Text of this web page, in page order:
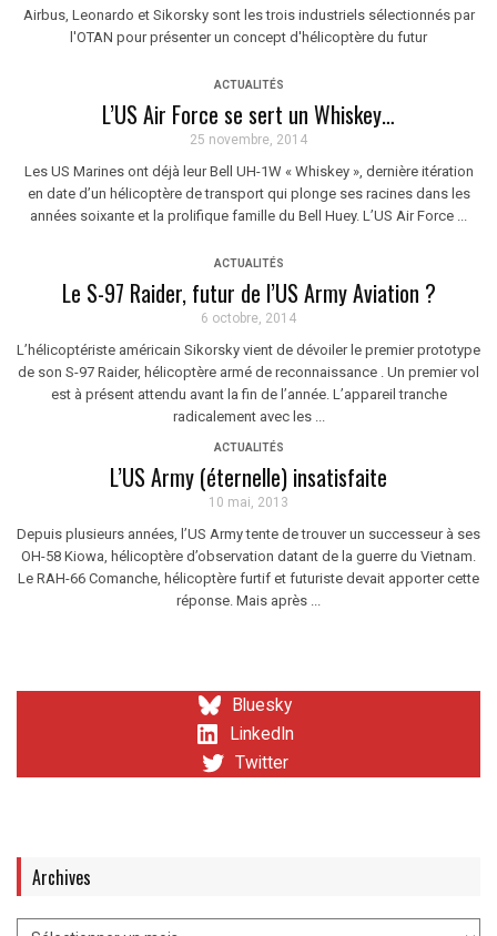
Airbus, Leonardo et Sikorsky sont les trois industriels sélectionnés par
l'OTAN pour présenter un concept d'hélicoptère du futur
ACTUALITÉS
L’US Air Force se sert un Whiskey…
25 novembre, 2014
Les US Marines ont déjà leur Bell UH-1W « Whiskey », dernière itération
en date d’un hélicoptère de transport qui plonge ses racines dans les
années soixante et la prolifique famille du Bell Huey. L’US Air Force ...
ACTUALITÉS
Le S-97 Raider, futur de l’US Army Aviation ?
6 octobre, 2014
L’hélicoptériste américain Sikorsky vient de dévoiler le premier prototype
de son S-97 Raider, hélicoptère armé de reconnaissance . Un premier vol
est à présent attendu avant la fin de l’année. L’appareil tranche
radicalement avec les ...
ACTUALITÉS
L’US Army (éternelle) insatisfaite
10 mai, 2013
Depuis plusieurs années, l’US Army tente de trouver un successeur à ses
OH-58 Kiowa, hélicoptère d’observation datant de la guerre du Vietnam.
Le RAH-66 Comanche, hélicoptère furtif et futuriste devait apporter cette
réponse. Mais après ...
Bluesky
LinkedIn
Twitter
Archives